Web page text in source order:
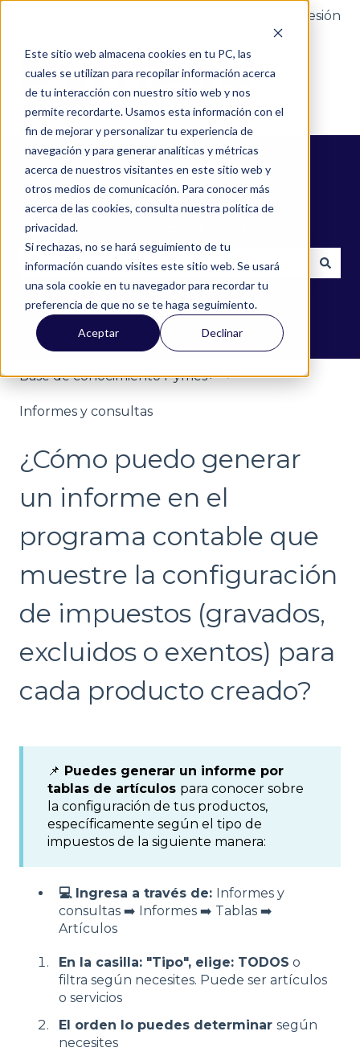
Este sitio web almacena cookies en tu PC, las
cuales se utilizan para recopilar información acerca
de tu interacción con nuestro sitio web y nos
permite recordarte. Usamos esta información con el
fin de mejorar y personalizar tu experiencia de
navegación y para generar analíticas y métricas
acerca de nuestros visitantes en este sitio web y
otros medios de comunicación. Para conocer más
acerca de las cookies, consulta nuestra política de
privacidad.
Si rechazas, no se hará seguimiento de tu
información cuando visites este sitio web. Se usará
una sola cookie en tu navegador para recordar tu
preferencia de que no se te haga seguimiento.
Aceptar Declinar
Iniciar sesión
¿Cómo podemos ayudarte?
No hay sugerencias porque el campo de
Base de conocimiento Pymes+
Informes y consultas
¿Cómo puedo generar
un informe en el
programa contable que
muestre la configuración
de impuestos (gravados,
excluidos o exentos) para
cada producto creado?
📌 Puedes generar un informe por
tablas de artículos para conocer sobre
la configuración de tus productos,
específicamente según el tipo de
impuestos de la siguiente manera:
💻 Ingresa a través de: Informes y
consultas ➡️ Informes ➡️ Tablas ➡️
Artículos
En la casilla: "Tipo", elige: TODOS o
filtra según necesites. Puede ser artículos
o servicios
El orden lo puedes determinar según
necesites